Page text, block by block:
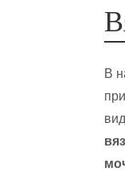
В